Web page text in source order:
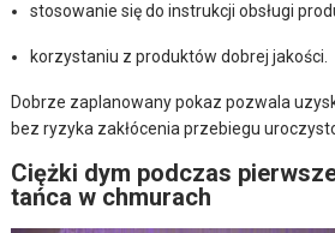
stosowanie się do instrukcji obsługi
korzystaniu z produktów dobrej jakości.
Dobrze zaplanowany pokaz pozwala
bez ryzyka zakłócenia przebiegu
Ciężki dym podczas
tańca w chmurach